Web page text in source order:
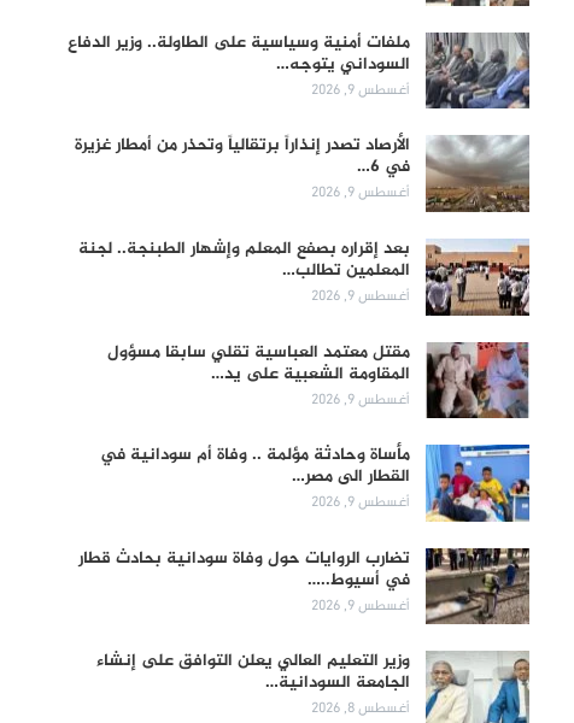
ملفات أمنية وسياسية على الطاولة.. وزير الدفاع
السوداني يتوجه…
أغسطس 9, 2026
الأرصاد تصدر إنذاراً برتقالياً وتحذر من أمطار غزيرة
في 6…
أغسطس 9, 2026
بعد إقراره بصفع المعلم وإشهار الطبنجة.. لجنة
المعلمين تطالب…
أغسطس 9, 2026
مقتل معتمد العباسية تقلي سابقا مسؤول
المقاومة الشعبية على يد…
أغسطس 9, 2026
مأساة وحادثة مؤلمة .. وفاة أم سودانية في
القطار الى مصر…
أغسطس 9, 2026
تضارب الروايات حول وفاة سودانية بحادث قطار
في أسيوط..…
أغسطس 9, 2026
وزير التعليم العالي يعلن التوافق على إنشاء
الجامعة السودانية…
أغسطس 8, 2026